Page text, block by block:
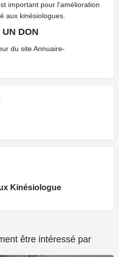
important pour l'amélioration
aux kinésiologues.
UN DON
du site Annuaire-
Kinésiologue
être intéressé par